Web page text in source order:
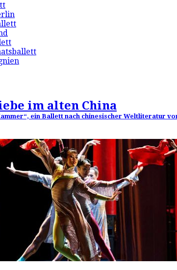
im alten China
ein Ballett nach chinesischer Weltliteratur